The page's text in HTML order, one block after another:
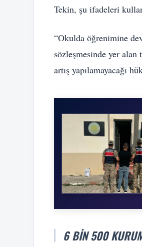
Tekin, şu ifadeleri
“Okulda öğrenimine
sözleşmesinde yer alan
artış yapılamayacağı
6 BIN 500